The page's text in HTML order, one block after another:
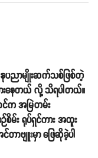
ပညာမျိုးဆက်သစ်ဖြစ်တဲ့
းနေတယ် လို့ သိရပါတယ်။
က အမြဲတမ်း
စိမ်း ရုပ်ရှင်ကား အထူး
ဗျူးမှာ ဖြေဆိုခဲ့ပါ